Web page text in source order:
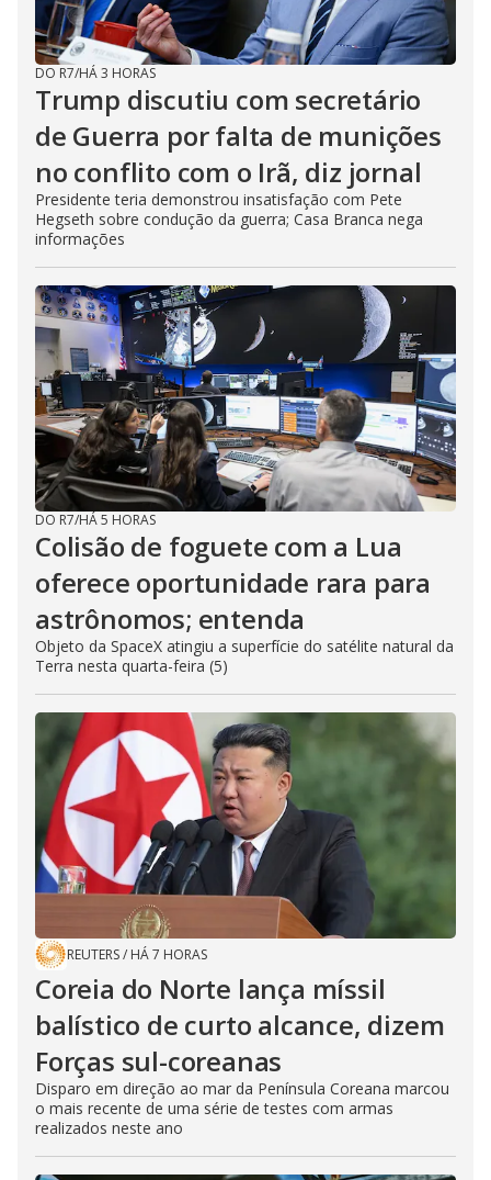
DO R7/HÁ 3 HORAS
Trump discutiu com secretário
de Guerra por falta de munições
no conflito com o Irã, diz jornal
Presidente teria demonstrou insatisfação com Pete
Hegseth sobre condução da guerra; Casa Branca nega
informações
DO R7/HÁ 5 HORAS
Colisão de foguete com a Lua
oferece oportunidade rara para
astrônomos; entenda
Objeto da SpaceX atingiu a superfície do satélite natural da
Terra nesta quarta-feira (5)
REUTERS/ HÁ 7 HORAS
Coreia do Norte lança míssil
balístico de curto alcance, dizem
Forças sul-coreanas
Disparo em direção ao mar da Península Coreana marcou
o mais recente de uma série de testes com armas
realizados neste ano